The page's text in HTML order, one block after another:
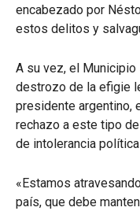
encabezado por
estos delitos y
A su vez, el Municipio
destrozo de la efigie
presidente argentino,
rechazo a este tipo
de intolerancia
«Estamos
país, que debe